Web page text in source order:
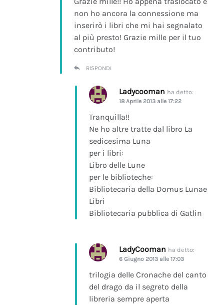
non ho ancora la connessione ma
inserirò i libri che mi hai segnalato
al più presto! Grazie mille per il tuo
contributo!
RISPONDI
Ladycooman ha detto:
18 Aprile 2013 alle 17:22
Tranquilla!!
Ne ho altre tratte dal libro La
sedicesima Luna
per i libri:
Libro delle Lune
per le biblioteche:
Bibliotecaria della Domus Lunae
Libri
Bibliotecaria pubblica di Gatlin
LadyCooman ha detto:
6 Giugno 2013 alle 17:03
trilogia delle Cronache del canto
del drago da il segreto della
libreria sempre aperta